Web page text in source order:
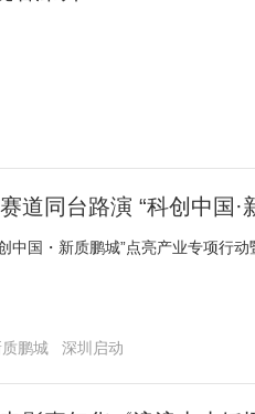
道同台路演 “科创中国
中国・新质鹏城”点亮产业专项行
鹏城 深圳启动